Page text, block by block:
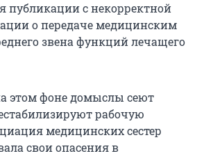
публикации с некорректной
о передаче медицинским
звена функций лечащего
этом фоне домыслы сеют
рабочую
медицинских сестер
свои опасения в